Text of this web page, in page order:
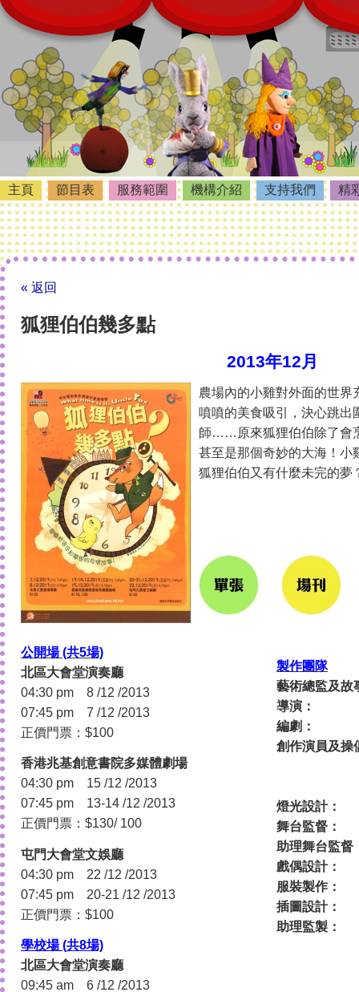
主頁 節目表 服務範圍 機構介紹 支持我們 精
« 返回
狐狸伯伯幾多點
2013年12月
農場內的小雞對外面的世界
噴噴的美食吸引，決心跳出
師……原來狐狸伯伯除了會
甚至是那個奇妙的大海！小
狐狸伯伯又有什麼未完的夢
公開場 (共5場)
北區大會堂演奏廳
04:30 pm 8 /12 /2013
07:45 pm 7 /12 /2013
正價門票：$100
香港兆基創意書院多媒體劇場
04:30 pm 15 /12 /2013
07:45 pm 13-14 /12 /2013
正價門票：$130/ 100
屯門大會堂文娛廳
04:30 pm 22 /12 /2013
07:45 pm 20-21 /12 /2013
正價門票：$100
學校場 (共8場)
北區大會堂演奏廳
09:45 am 6 /12 /2013
製作團隊
藝術總監及故
導
編
創作演員及
燈光設
舞台監
助理舞台
戲偶設
服裝製
插圖設
助理監